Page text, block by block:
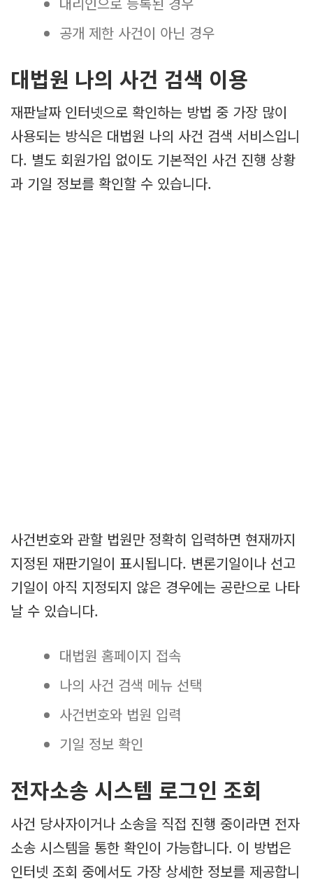
공개 제한 사건이 아닌 경우
대법원 나의 사건 검색 이용
재판날짜 인터넷으로 확인하는 방법 중 가장 많이
사용되는 방식은 대법원 나의 사건 검색 서비스입니
다. 별도 회원가입 없이도 기본적인 사건 진행 상황
과 기일 정보를 확인할 수 있습니다.
사건번호와 관할 법원만 정확히 입력하면 현재까지
지정된 재판기일이 표시됩니다. 변론기일이나 선고
기일이 아직 지정되지 않은 경우에는 공란으로 나타
날 수 있습니다.
대법원 홈페이지 접속
나의 사건 검색 메뉴 선택
사건번호와 법원 입력
기일 정보 확인
전자소송 시스템 로그인 조회
사건 당사자이거나 소송을 직접 진행 중이라면 전자
소송 시스템을 통한 확인이 가능합니다. 이 방법은
인터넷 조회 중에서도 가장 상세한 정보를 제공합니